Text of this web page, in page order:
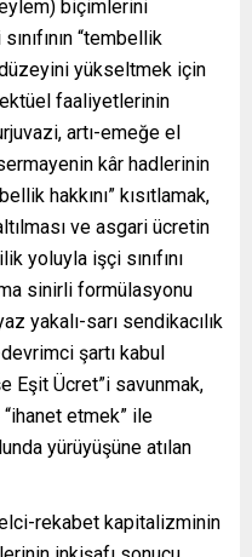
biçimlerini
“tembellik
düzeyini yükseltmek için
faaliyetlerinin
artı-emeğe el
kâr hadlerinin
hakkını” kısıtlamak,
ve asgari ücretin
yoluyla işçi sınıfını
sinirli formülasyonu
yakalı-sarı sendikacılık
devrimci şartı kabul
Eşit Ücret”i savunmak,
“ihanet etmek” ile
yürüyüşüne atılan
rekabet kapitalizminin